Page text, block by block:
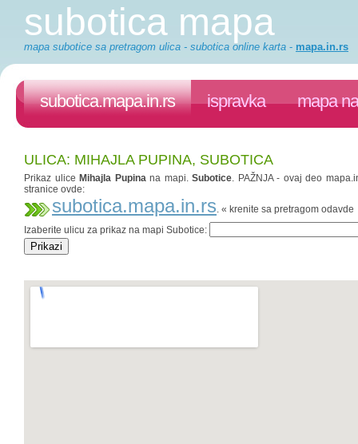
subotica mapa
mapa subotice sa pretragom ulica - subotica online karta - mapa.in.rs
subotica.mapa.in.rs ispravka mapa
ULICA: MIHAJLA PUPINA, SUBOTICA
Prikaz ulice Mihajla Pupinana mapi.Subotice. PAŽNJA - ovaj deo
stranice ovde:
subotica.mapa.in.rs. « krenite sa pretragom odavde
Izaberite ulicu za prikaz na mapi Subotice: